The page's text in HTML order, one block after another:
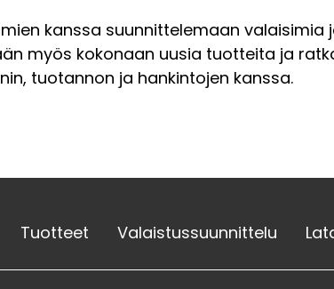
kanssa suunnittelemaan valaisimia
myös kokonaan uusia tuotteita ja
tuotannon ja hankintojen kanssa.
Tuotteet Valaistussuunnittelu